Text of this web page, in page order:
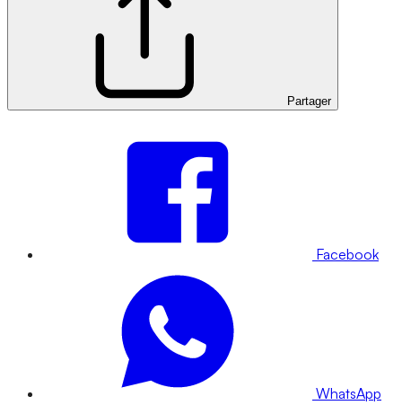
Partager
Facebook
WhatsApp